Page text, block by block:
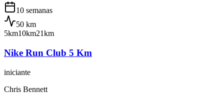
10 semanas
50 km
5km10km21km
Nike Run Club 5 Km
iniciante
Chris Bennett